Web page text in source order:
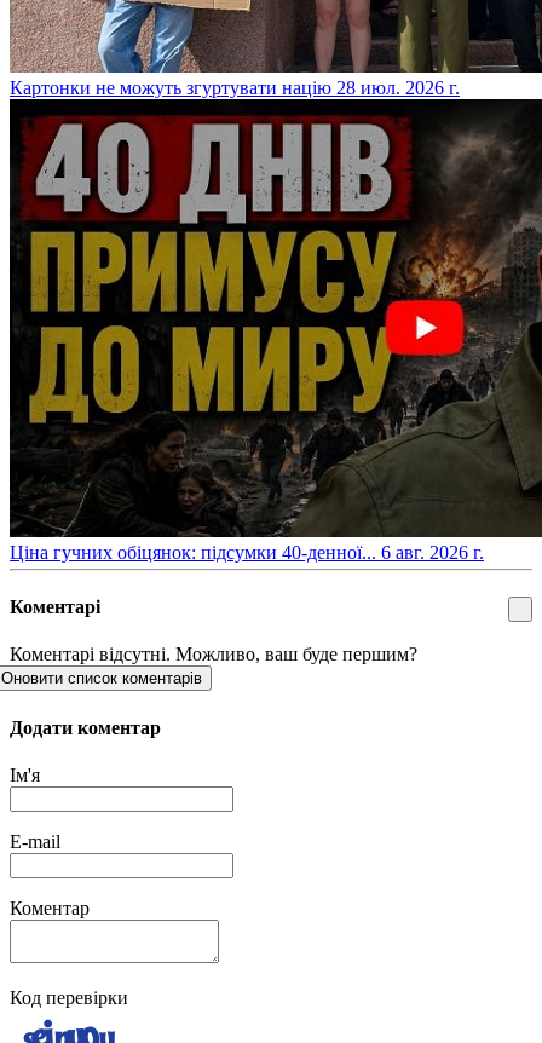
​Картонки не можуть згуртувати націю 28 июл. 2026 г.
​Ціна гучних обіцянок: підсумки 40-денної... 6 авг. 2026 г.
Коментарі
Коментарі відсутні. Можливо, ваш буде першим?
Оновити список коментарів
Додати коментар
Ім'я
E-mail
Коментар
Код перевірки